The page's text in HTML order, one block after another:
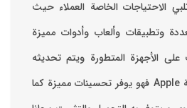
الاحتياجات الخاصة العملاء حيث
وتطبيقات وألعاب وأدوات مميزة
الأجهزة المتطورة ويتم تحديثه
بطريقة منتظمة من شركة Apple فهو يوفر تحسينات مميزة كما